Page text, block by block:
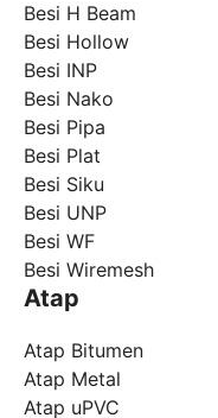
Besi H Beam
Besi Hollow
Besi INP
Besi Nako
Besi Pipa
Besi Plat
Besi Siku
Besi UNP
Besi WF
Besi Wiremesh
Atap
Atap Bitumen
Atap Metal
Atap uPVC